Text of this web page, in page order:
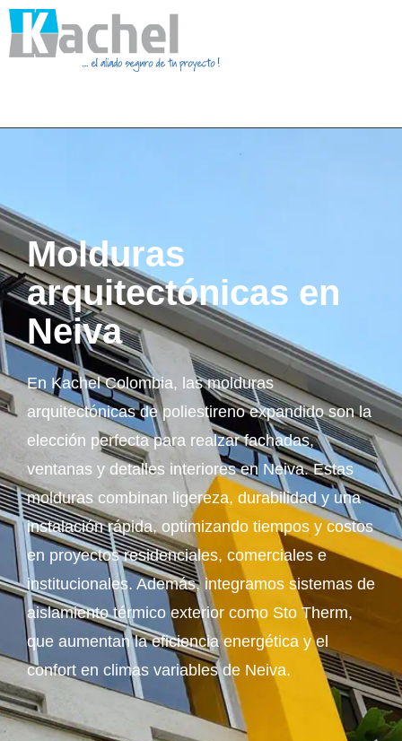
Molduras
arquitectónicas en
Neiva
En Kachel Colombia, las molduras
arquitectónicas de poliestireno expandido son la
elección perfecta para realzar fachadas,
ventanas y detalles interiores en Neiva. Estas
molduras combinan ligereza, durabilidad y una
instalación rápida, optimizando tiempos y costos
en proyectos residenciales, comerciales e
institucionales. Además, integramos sistemas de
aislamiento térmico exterior como Sto Therm,
que aumentan la eficiencia energética y el
confort en climas variables de Neiva.